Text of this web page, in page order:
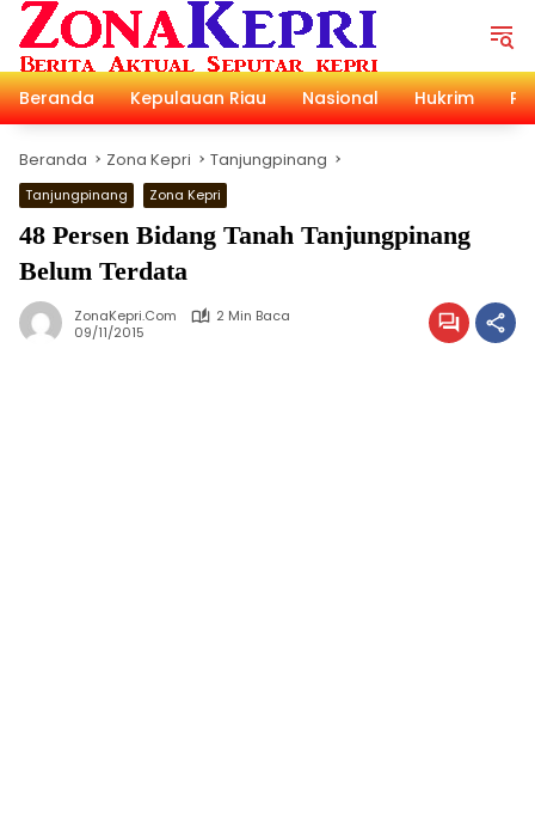
Langsung
konten
Beranda
Kepulauan Riau Nasional Hukrim
Beranda Zona Kepri Tanjungpinang
Tanjungpinang Zona Kepri
48 Persen Bidang Tanah Tanjungpinang
Belum Terdata
ZonaKepri.com
2 Min Baca
09/11/2015